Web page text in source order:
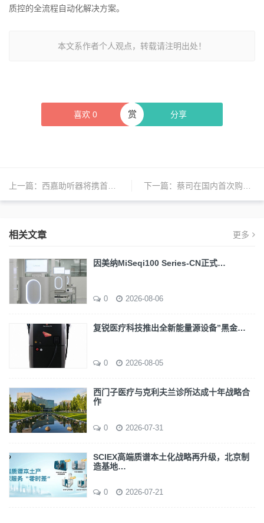
质控的全流程自动化解决方案。
本文系作者个人观点，转载请注明出处！
喜欢 0 分享
赏
上一篇： 西嘉助听器将携首发新品参展第五届进博会 下一篇： 蔡司在国内首次购地自建项目在苏州启动
相关文章 更多
因美纳MiSeqi100 Series-CN正式…
0 2026-08-06
复锐医疗科技推出全新能量源设备”黑金…
0 2026-08-05
西门子医疗与克利夫兰诊所达成十年战略合
作
0 2026-07-31
SCIEX高端质谱本土化战略再升级，北京制
造基地…
0 2026-07-21